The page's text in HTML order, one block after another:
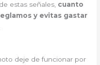
estas señales, cuanto
y evitas gastar
deje de funcionar por